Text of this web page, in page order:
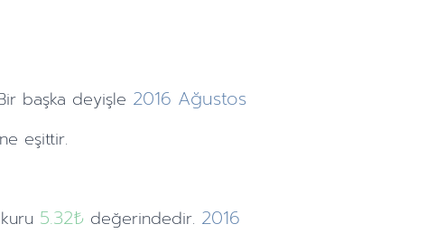
başka deyişle 2016 Ağustos
eşittir.
5.32₺değerindedir. 2016